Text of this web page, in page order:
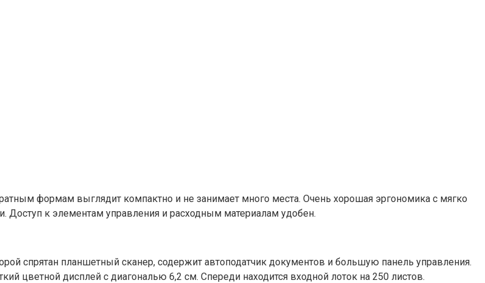
формам выглядит компактно и не занимает много места. Очень хорошая эргономика с мягко
Доступ к элементам управления и расходным материалам удобен.
спрятан планшетный сканер, содержит автоподатчик документов и большую панель управления.
цветной дисплей с диагональю 6,2 см. Спереди находится входной лоток на 250 листов.